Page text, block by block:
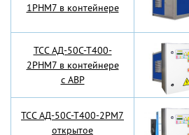
1РНМ7 в контейнере
TCC АД-50С-Т400-
2РНМ7 в контейнере
с АВР
TCC АД-50С-Т400-2РМ7
открытое